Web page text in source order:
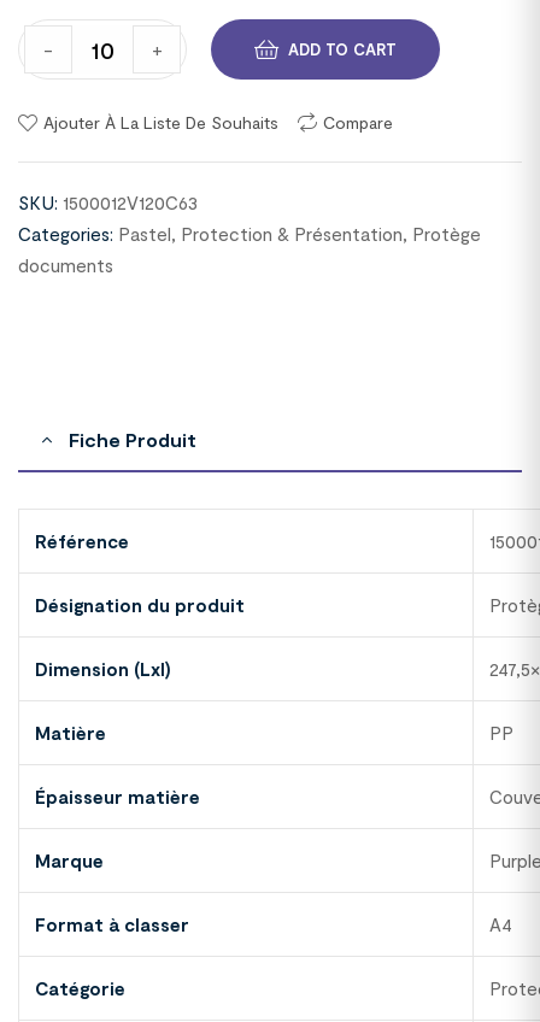
- + ADD TO CART
Ajouter À La Liste De Souhaits Compare
SKU: 1500012V120C63
Categories: Pastel, Protection & Présentation, Protège
documents
Fiche Produit
Référence
Désignation du produit
Dimension (Lxl)
Matière PP
Épaisseur matière
Marque
Format à classer A4
Catégorie